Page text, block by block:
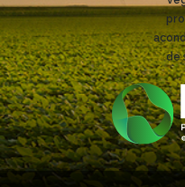
de